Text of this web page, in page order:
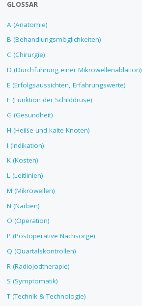
GLOSSAR
A (Anatomie)
B (Behandlungsmöglichkeiten)
C (Chirurgie)
D (Durchführung einer Mikrowellenablation)
E (Erfolgsaussichten, Erfahrungswerte)
F (Funktion der Schilddrüse)
G (Gesundheit)
H (Heiße und kalte Knoten)
I (Indikation)
K (Kosten)
L (Leitlinien)
M (Mikrowellen)
N (Narben)
O (Operation)
P (Postoperative Nachsorge)
Q (Quartalskontrollen)
R (Radiojodtherapie)
S (Symptomatik)
T (Technik & Technologie)